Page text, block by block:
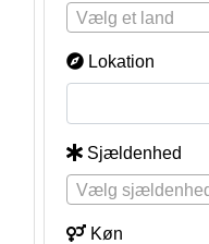
Vælg et land
Lokation
Sjældenhed
Vælg
Køn